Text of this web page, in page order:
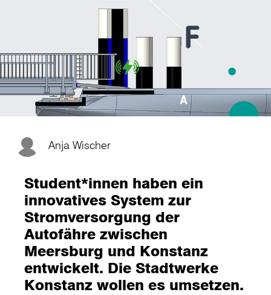
Anja Wischer
Student*innen haben ein
innovatives System zur
Stromversorgung der
Autofähre zwischen
Meersburg und Konstanz
entwickelt. Die Stadtwerke
Konstanz wollen es umsetzen.